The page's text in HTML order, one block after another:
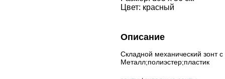
Цвет: красный
Описание
Складной механический зонт
Металл;полиэстер;пластик